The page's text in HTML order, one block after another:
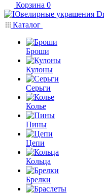
Корзина 0
Каталог
Броши
Кулоны
Серьги
Колье
Пины
Цепи
Кольца
Брелки